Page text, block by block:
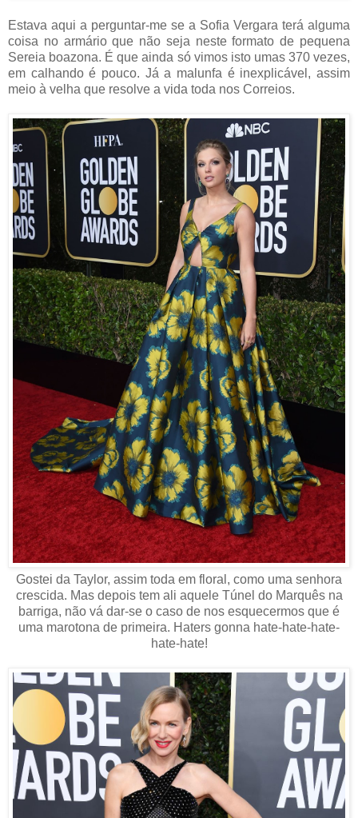
Estava aqui a perguntar-me se a Sofia Vergara terá alguma
coisa no armário que não seja neste formato de pequena
Sereia boazona. É que ainda só vimos isto umas 370 vezes,
em calhando é pouco. Já a malunfa é inexplicável, assim
meio à velha que resolve a vida toda nos Correios.
Gostei da Taylor, assim toda em floral, como uma senhora
crescida. Mas depois tem ali aquele Túnel do Marquês na
barriga, não vá dar-se o caso de nos esquecermos que é
uma marotona de primeira. Haters gonna hate-hate-hate-
hate-hate!